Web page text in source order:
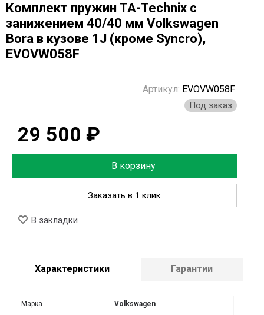
Комплект пружин TA-Technix с
занижением 40/40 мм Volkswagen
Bora в кузове 1J (кроме Syncro),
EVOVW058F
Артикул: EVOVW058F
Под заказ
29 500 ₽
В корзину
Заказать в 1 клик
В закладки
Характеристики Гарантии
Марка Volkswagen